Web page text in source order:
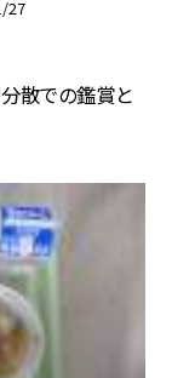
27
散での鑑賞と